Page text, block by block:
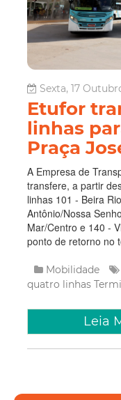
Sexta, 17
Etufor
linhas
Praça
A Empresa de
transfere, a partir
linhas 101 - Beira
Antônio/Nossa
Mar/Centro e 140 -
ponto de retorno no
Mobilidade
quatro linhas
Leia